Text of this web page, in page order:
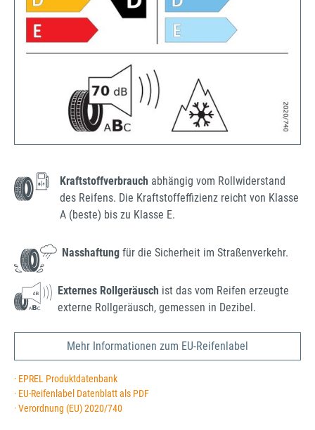
Kraftstoffverbrauch abhängig vom Rollwiderstand
des Reifens. Die Kraftstoffeffizienz reicht von Klasse
A (beste) bis zu Klasse E.
Nasshaftung für die Sicherheit im Straßenverkehr.
Externes Rollgeräusch ist das vom Reifen erzeugte
externe Rollgeräusch, gemessen in Dezibel.
Mehr Informationen zum EU-Reifenlabel
· EPREL Produktdatenbank
· EU-Reifenlabel Datenblatt als PDF
· Verordnung (EU) 2020/740